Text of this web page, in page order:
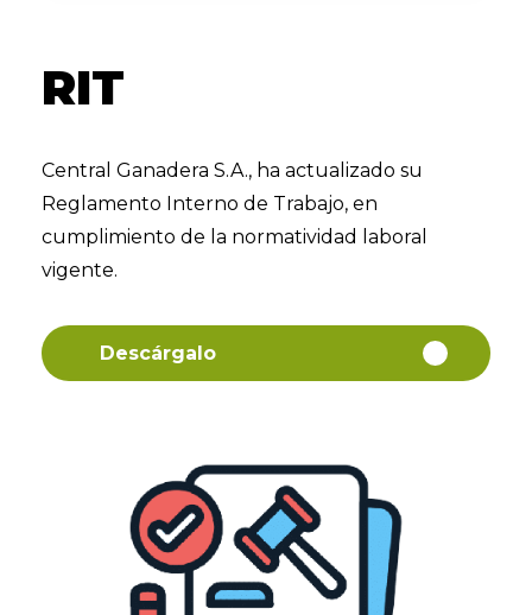
RIT
Central Ganadera S.A., ha actualizado su
Reglamento Interno de Trabajo, en
cumplimiento de la normatividad laboral
vigente.
Descárgalo